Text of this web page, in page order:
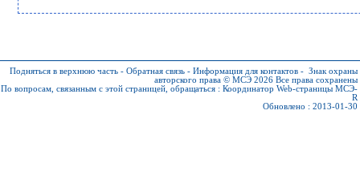
Подняться в верхнюю часть - Обратная связь - Информация для контактов - Знак охраны
авторского права © МСЭ 2026 Все права сохранены
По вопросам, связанным с этой страницей, обращаться : Координатор Web-страницы МСЭ-
R
Обновлено : 2013-01-30